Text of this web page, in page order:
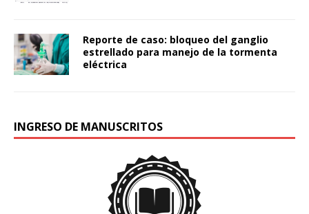
Reporte de caso: bloqueo del ganglio
estrellado para manejo de la tormenta
eléctrica
INGRESO DE MANUSCRITOS